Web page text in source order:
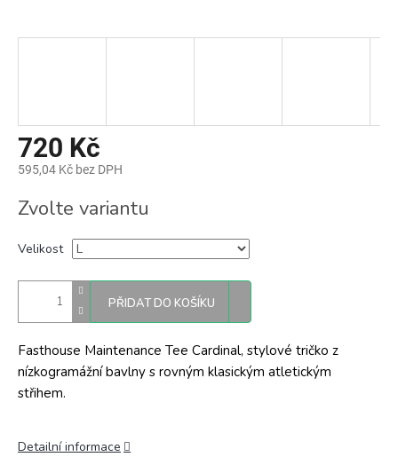
720 Kč
595,04 Kč bez DPH
cena:
Zvolte variantu
Velikost
PŘIDAT DO KOŠÍKU
Fasthouse Maintenance Tee Cardinal, stylové tričko z
nízkogramážní bavlny s rovným klasickým atletickým
střihem.
Detailní informace